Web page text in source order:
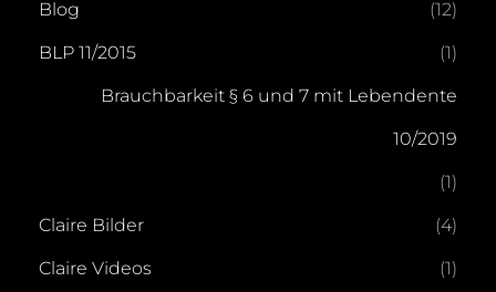
Blog (12)
BLP 11/2015 (1)
Brauchbarkeit § 6 und 7 mit Lebendente
10/2019
(1)
Claire Bilder (4)
Claire Videos (1)